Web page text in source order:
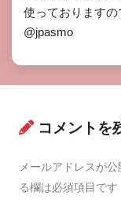
使っておりますの
@jpasmo
コメントを
メールアドレスが公
る欄は必須項目です